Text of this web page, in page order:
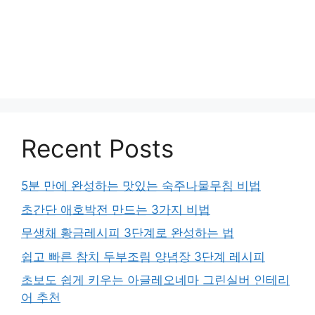
Recent Posts
5분 만에 완성하는 맛있는 숙주나물무침 비법
초간단 애호박전 만드는 3가지 비법
무생채 황금레시피 3단계로 완성하는 법
쉽고 빠른 참치 두부조림 양념장 3단계 레시피
초보도 쉽게 키우는 아글레오네마 그린실버 인테리
어 추천